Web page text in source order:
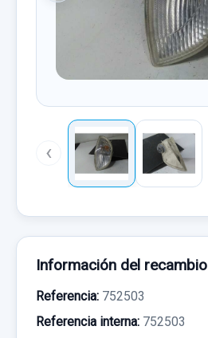
‹
Información del recambio
Referencia: 752503
Referencia interna: 752503